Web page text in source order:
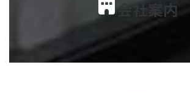
会社案内